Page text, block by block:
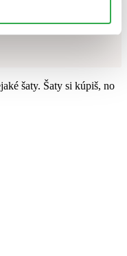
ju s radosťou vypátra!
šaty. Šaty si kúpiš, no